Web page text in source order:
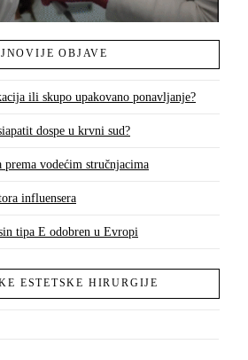
OBJAVE
ili skupo upakovano ponavljanje?
dospe u krvni sud?
vodećim stručnjacima
influensera
tipa E odobren u Evropi
ESTETSKE HIRURGIJE